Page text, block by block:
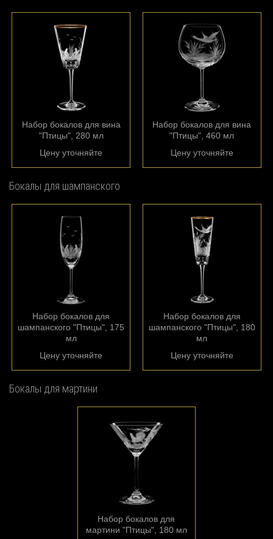
Набор бокалов для вина
"Птицы", 280 мл
Цену уточняйте
Набор бокалов для вина
"Птицы", 460 мл
Цену уточняйте
Бокалы для шампанского
Набор бокалов для
шампанского "Птицы", 175
мл
Цену уточняйте
Набор бокалов для
шампанского "Птицы", 180
мл
Цену уточняйте
Бокалы для мартини
Набор бокалов для
мартини "Птицы", 180 мл